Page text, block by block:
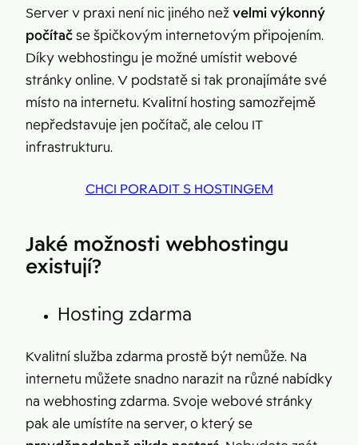
Server v praxi není nic jiného nežvelmi výkonný
počítačse špičkovým internetovým připojením.
Díky webhostingu je možné umístit webové
stránky online. V podstatě si tak pronajímáte své
místo na internetu. Kvalitní hosting samozřejmě
nepředstavuje jen počítač, ale celou IT
infrastrukturu.
CHCI PORADIT S HOSTINGEM
Jaké možnosti webhostingu
existují?
Hosting zdarma
Kvalitní služba zdarma prostě být nemůže. Na
internetu můžete snadno narazit na různé nabídky
na webhosting zdarma. Svoje webové stránky
pak ale umístíte na server, o který se